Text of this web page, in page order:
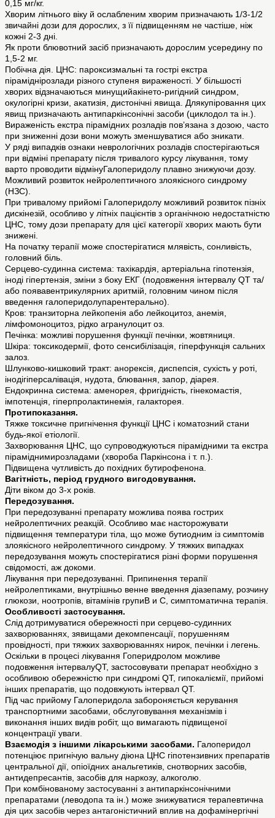
0,15 мг/кг.
Хворим літнього віку й ослабленим хворим призначають 1/3-1/2
звичайні дози для дорослих, з її підвищенням не частіше, ніж
кожні 2-3 дні.
Як проти блювотний засіб призначають дорослим усередину по
1,5-2 мг.
Побічна дія. ЦНС: пароксизмальні та гострі екстра
піраміднірозлади різного ступеня вираженості. У більшості
хворих відзначаються минущийакінето-ригідний синдром,
окулогірні кризи, акатизія, дистонічні явища. Длякупіровання цих
явищ призначають антипаркінсонічні засоби (циклодол та ін.).
Вираженість екстра пірамідних розладів пов’язана з дозою, часто
при зниженні дози вони можуть зменшуватися або зникати.
У ряді випадків ознаки неврологічних розладів спостерігаються
при відміні препарату після тривалого курсу лікування, тому
варто проводити відмінуГалоперидолу плавно знижуючи дозу.
Можливий розвиток нейролептичного злоякісного синдрому
(НЗС).
При тривалому прийомі Галоперидолу можливий розвиток пізніх
дискінезій, особливо у літніх пацієнтів з органічною недостатністю
ЦНС, тому дози препарату для цієї категорії хворих мають бути
знижені.
На початку терапії може спостерігатися млявість, сонливість,
головний біль.
Серцево-судинна система: тахікардія, артеріальна гіпотензія,
іноді гіпертензія, зміни з боку ЕКГ (подовження інтервалу QT та/
або появавентрикулярних аритмій, головним чином після
введення галоперидолупарентерально).
Кров: транзиторна лейкопенія або лейкоцитоз, анемія,
лімфомоноцитоз, рідко агранулоцит оз.
Печінка: можливі порушення функції печінки, жовтяниця.
Шкіра: токсикодермії, фото сенсибілізація, гіперфункція сальних
залоз.
Шлунково-кишковий тракт: анорексія, диспепсія, сухість у роті,
інодігіперсалівація, нудота, блювання, запор, діарея.
Ендокринна система: аменорея, фригідність, гінекомастія,
імпотенція, гіперпролактинемія, галакторея.
Протипоказання.
Тяжке токсичне пригнічення функції ЦНС і коматозний стани
будь-якої етіології.
Захворювання ЦНС, що супроводжуються пірамідними та екстра
піраміднимирозладами (хвороба Паркінсона і т. п.).
Підвищена чутливість до похідних бутирофенона.
Вагітність, період грудного вигодовування.
Діти віком до 3-х років.
Передозування.
При передозуванні препарату можлива поява гострих
нейролептичних реакцій. Особливо має насторожувати
підвищення температури тіла, що може бутиодним із симптомів
злоякісного нейролептичного синдрому. У тяжких випадках
передозування можуть спостерігатися різні форми порушення
свідомості, аж докоми.
Лікування при передозуванні. Припинення терапії
нейролептиками, внутрішньо венне введення діазепаму, розчину
глюкози, ноотропів, вітамінів групиВ и С, симптоматична терапія.
Особливості застосування.
Слід дотримуватися обережності при серцево-судинних
захворюваннях, зявищами декомпенсації, порушенням
провідності, при тяжких захворюваннях нирок, печінки і легень.
Оскільки в процесі лікування Гоперидролом можливе
подовження інтервалуQT, застосовувати препарат необхідно з
особливою обережністю при синдромі QT, гипокаліємії, прийомі
інших препаратів, що подовжують інтервал QT.
Під час прийому Галоперидола забороняється керування
транспортними засобами, обслуговування механізмів і
виконання інших видів робіт, що вимагають підвищеної
концентрації уваги.
Взаємодія з іншими лікарськими засобами. Галоперидол
потенціює пригнічую вальну діюна ЦНС гіпотензивних препаратів
центральної дії, опіоїдних анальгетиків, снотворних засобів,
антидепресантів, засобів для наркозу, алкоголю.
При комбінованому застосуванні з антипаркінсонічними
препаратами (леводопа та ін.) може знижуватися терапевтична
дія цих засобів через антагоністичний вплив на дофамінергічні